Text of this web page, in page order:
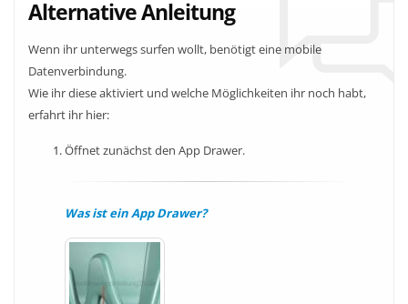
Alternative Anleitung
Wenn ihr unterwegs surfen wollt, benötigt eine mobile
Datenverbindung.
Wie ihr diese aktiviert und welche Möglichkeiten ihr noch habt,
erfahrt ihr hier:
Öffnet zunächst den App Drawer.
Was ist ein App Drawer?